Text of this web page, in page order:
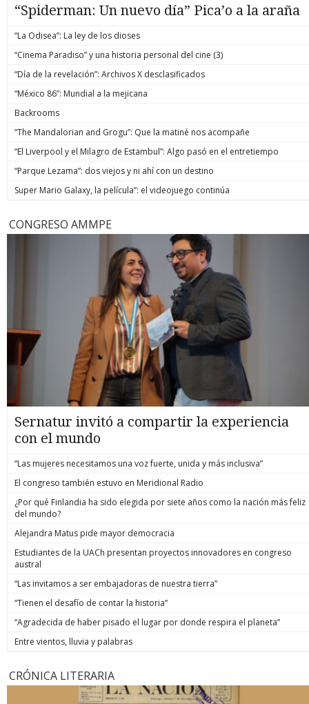
“Spiderman: Un nuevo día” Pica’o a la araña
“La Odisea”: La ley de los dioses
“Cinema Paradiso” y una historia personal del cine (3)
“Día de la revelación”: Archivos X desclasificados
“México 86”: Mundial a la mejicana
Backrooms
“The Mandalorian and Grogu”: Que la matiné nos acompañe
“El Liverpool y el Milagro de Estambul”: Algo pasó en el entretiempo
“Parque Lezama”: dos viejos y ni ahí con un destino
Super Mario Galaxy, la película”: el videojuego continúa
CONGRESO AMMPE
Sernatur invitó a compartir la experiencia
con el mundo
“Las mujeres necesitamos una voz fuerte, unida y más inclusiva”
El congreso también estuvo en Meridional Radio
¿Por qué Finlandia ha sido elegida por siete años como la nación más feliz
del mundo?
Alejandra Matus pide mayor democracia
Estudiantes de la UACh presentan proyectos innovadores en congreso
austral
“Las invitamos a ser embajadoras de nuestra tierra”
“Tienen el desafío de contar la historia”
“Agradecida de haber pisado el lugar por donde respira el planeta”
Entre vientos, lluvia y palabras
CRÓNICA LITERARIA